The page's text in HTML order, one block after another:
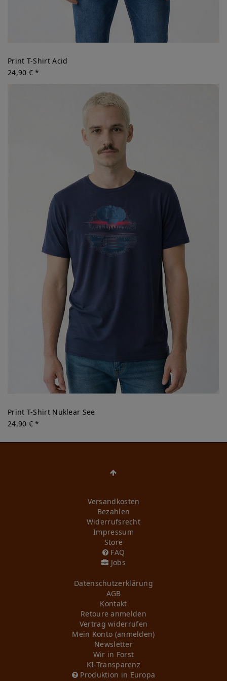
Print T-Shirt Acid
24,90 € *
Print T-Shirt Nuklear See
24,90 € *
Versandkosten
Bezahlen
Widerrufs­recht
Impressum
Store
FAQ
Jobs
Daten­schutz­erklärung
AGB
Kontakt
Retoure anmelden
Vertrag widerrufen
Mein Konto (anmelden)
Newsletter
Wir in Forst
KI-Transparenz
Produktion in Europa